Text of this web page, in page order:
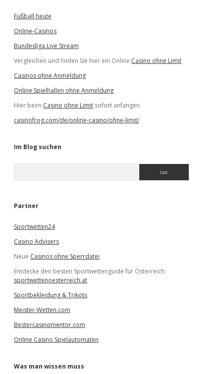
Fußball heute
Online-Casinos
Bundesliga Live Stream
Vergleichen und finden Sie hier ein Online Casino ohne Limit
Casinos ohne Anmeldung
Online Spielhallen ohne Anmeldung
Hier beim Casino ohne Limit sofort anfangen.
casinofrog.com/de/online-casino/ohne-limit/
Im Blog suchen
e
Partner
Sportwetten24
Casino Advisers
Neue Casinos ohne Sperrdatei
Entdecke den besten Sportwettenguide für Österreich:
sportwettenoesterreich.at
Sportbekleidung & Trikots
Meister-Wetten.com
Bestercasinomentor.com
Online Casino Spielautomaten
Was man wissen muss